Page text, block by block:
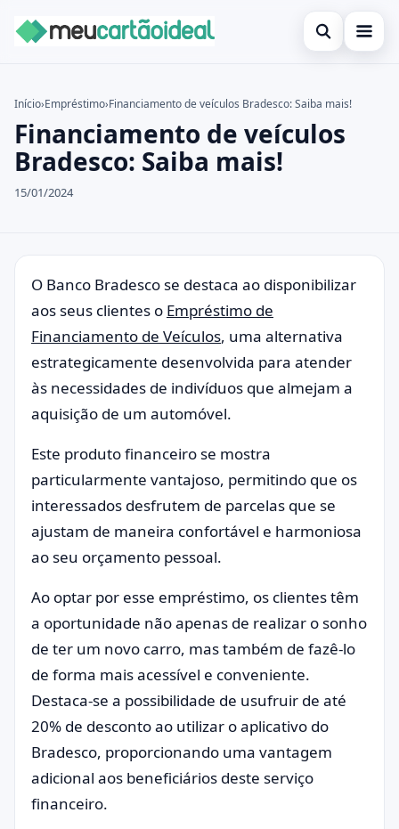
Abrir busca
Cartão de crédito
Empréstimo
Buscar no site ×
Buscar por:
Pressione Enter para buscar ou ESC para fechar.
Início›Empréstimo›Financiamento de veículos Bradesco: Saiba mais!
Financiamento de veículos
Bradesco: Saiba mais!
15/01/2024
O Banco Bradesco se destaca ao disponibilizar
aos seus clientes o Empréstimo de
Financiamento de Veículos, uma alternativa
estrategicamente desenvolvida para atender
às necessidades de indivíduos que almejam a
aquisição de um automóvel.
Este produto financeiro se mostra
particularmente vantajoso, permitindo que os
interessados desfrutem de parcelas que se
ajustam de maneira confortável e harmoniosa
ao seu orçamento pessoal.
Ao optar por esse empréstimo, os clientes têm
a oportunidade não apenas de realizar o sonho
de ter um novo carro, mas também de fazê-lo
de forma mais acessível e conveniente.
Destaca-se a possibilidade de usufruir de até
20% de desconto ao utilizar o aplicativo do
Bradesco, proporcionando uma vantagem
adicional aos beneficiários deste serviço
financeiro.